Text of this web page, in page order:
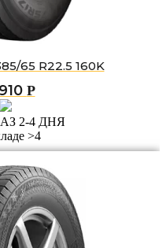
65 R22.5 160K
Р
2-4 ДНЯ
>4